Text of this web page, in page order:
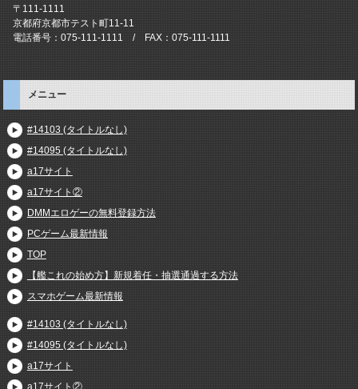
〒111-1111
京都府京都市テスト町11-11
電話番号：075-111-1111 / FAX：075-111-1111
メニュー
#14103 (タイトルなし)
#14095 (タイトルなし)
a17サイト
a17サイト②
DMMエロゲーの無料登録方法
PCゲーム最新情報
TOP
【艦これの始め方】新規着任・抽選通過する方法
スマホゲーム最新情報
#14103 (タイトルなし)
#14095 (タイトルなし)
a17サイト
a17サイト②